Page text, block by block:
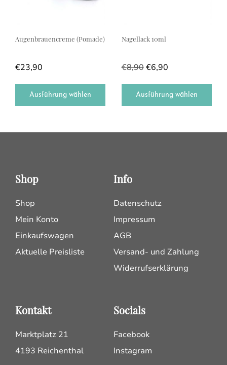
Augenbrauencreme (Pomade)
€23,90
Ausführung wählen
Nagellack 10ml
€8,90 €6,90
Ausführung wählen
Shop
Shop
Mein Konto
Einkaufswagen
Aktuelle Preisliste
Info
Datenschutz
Impressum
AGB
Versand- und Zahlung
Widerrufserklärung
Kontakt
Marktplatz 21
4193 Reichenthal
Socials
Facebook
Instagram